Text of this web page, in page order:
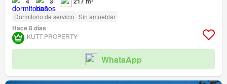
Dormitorio de servicio Sin amueblar
Hace 8 días
KUTT PROPERTY
WhatsApp